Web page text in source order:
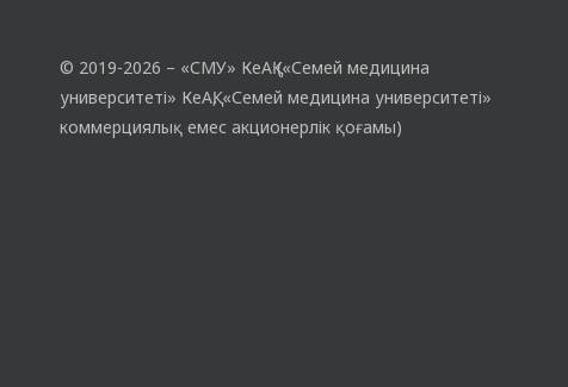
© 2019-2026 – «СМУ» КеАҚ («Семей медицина
университеті» КеАҚ, «Семей медицина университеті»
коммерциялық емес акционерлік қоғамы)